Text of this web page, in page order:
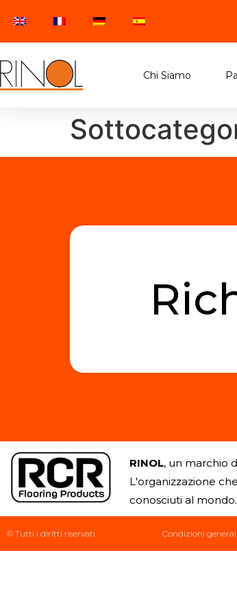
Chi Siamo
RINOL, un marchio
L'organizzazione
conosciuti al mondo.
© Tutti i diritti riservati Condizioni